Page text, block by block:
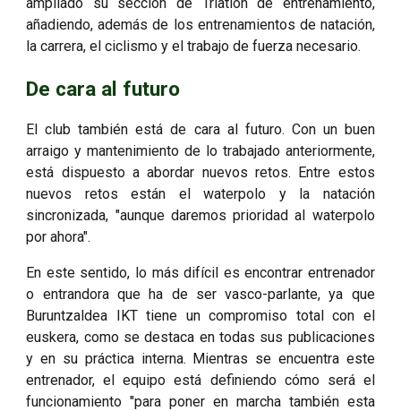
ampliado su sección de Triatlón de entrenamiento,
añadiendo, además de los entrenamientos de natación,
la carrera, el ciclismo y el trabajo de fuerza necesario.
De cara al futuro
El club también está de cara al futuro. Con un buen
arraigo y mantenimiento de lo trabajado anteriormente,
está dispuesto a abordar nuevos retos. Entre estos
nuevos retos están el waterpolo y la natación
sincronizada, "aunque daremos prioridad al waterpolo
por ahora".
En este sentido, lo más difícil es encontrar entrenador
o entrandora que ha de ser vasco-parlante, ya que
Buruntzaldea IKT tiene un compromiso total con el
euskera, como se destaca en todas sus publicaciones
y en su práctica interna. Mientras se encuentra este
entrenador, el equipo está definiendo cómo será el
funcionamiento "para poner en marcha también esta